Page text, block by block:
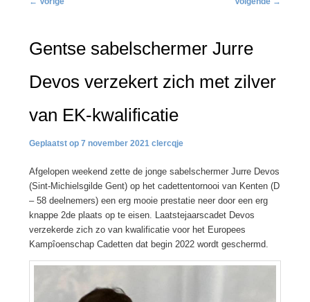
Gentse sabelschermer Jurre
Devos verzekert zich met zilver
van EK-kwalificatie
7 november 2021 clercqje
Afgelopen weekend zette de jonge sabelschermer Jurre Devos
(Sint-Michielsgilde Gent) op het cadettentornooi van Kenten (D
– 58 deelnemers) een erg mooie prestatie neer door een erg
knappe 2de plaats op te eisen. Laatstejaarscadet Devos
verzekerde zich zo van kwalificatie voor het Europees
Kampîoenschap Cadetten dat begin 2022 wordt geschermd.